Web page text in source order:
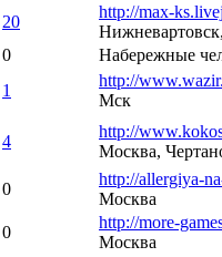
20
http://max-
0 Набережные
1
http://
Мск
4
http://
Москва,
0
http://allergiya-
Москва
0
http://more-
Москва